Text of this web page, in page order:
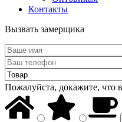
Контакты
Вызвать замерщика
Пожалуйста, докажите, что